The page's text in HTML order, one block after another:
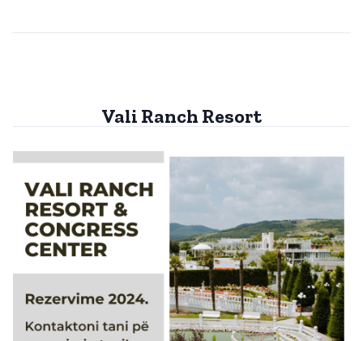
Vali Ranch Resort